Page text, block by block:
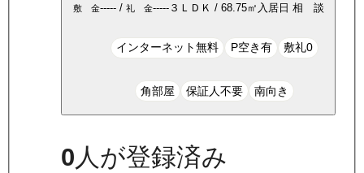
敷 金-----/ 礼 金-----３ＬＤＫ / 68.75㎡ 入居日 相 談
インターネット無料 P空き有 敷礼0
角部屋 保証人不要 南向き
0 人が登録済み